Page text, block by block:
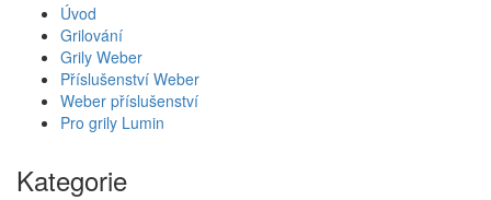
Úvod
Grilování
Grily Weber
Příslušenství Weber
Weber příslušenství
Pro grily Lumin
Kategorie